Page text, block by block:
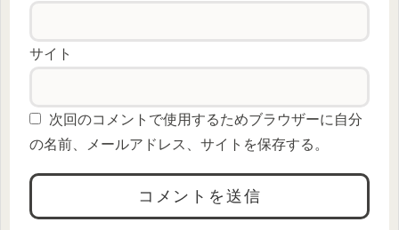
サイト
次回のコメントで使用するためブラウザーに自分
の名前、メールアドレス、サイトを保存する。